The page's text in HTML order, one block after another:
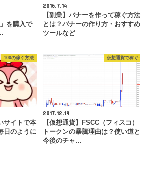
を購入で
2016.7.14
【副業】バナーを作って稼ぐ方法
とは？バナーの作り方・おすすめ
ツールなど
100の稼ぐ方法
サイトで本
日のように
仮想通貨で稼ぐ
2017.12.19
【仮想通貨】FSCC（フィスコ）
トークンの暴騰理由は？使い道と
今後のチャ…